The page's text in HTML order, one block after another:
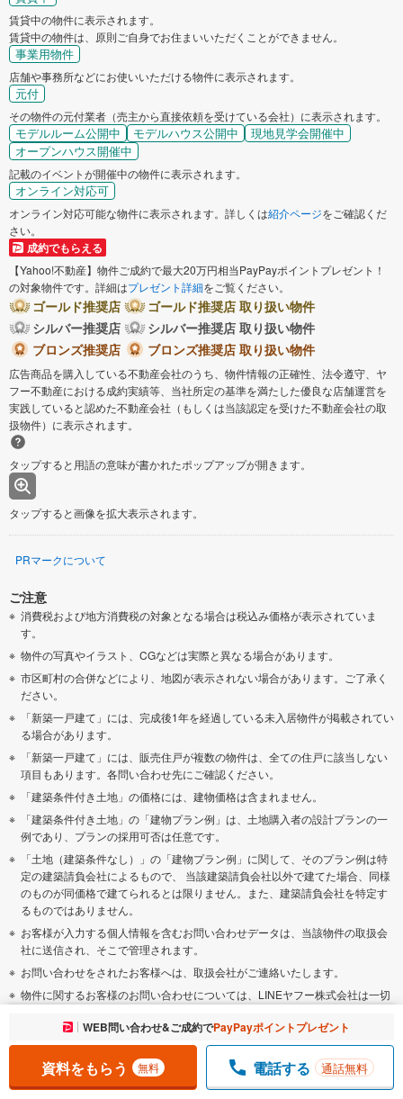
賃貸中の物件に表示されます。
賃貸中の物件は、原則ご自身でお住まいいただくことができません。
事業用物件
店舗や事務所などにお使いいただける物件に表示されます。
元付
その物件の元付業者（売主から直接依頼を受けている会社）に表示されます。
モデルルーム公開中 モデルハウス公開中
現地見学会開催中
オープンハウス開催中
記載のイベントが開催中の物件に表示されます。
オンライン対応可
オンライン対応可能な物件に表示されます。詳しくは紹介ページをご確認くだ
さい。
成約でもらえる
【Yahoo!不動産】物件ご成約で最大20万円相当PayPayポイントプレゼント！
の対象物件です。詳細はプレゼント詳細をご覧ください。
ゴールド推奨店
ゴールド推奨店 取り扱い物件
シルバー推奨店
シルバー推奨店 取り扱い物件
ブロンズ推奨店
ブロンズ推奨店 取り扱い物件
広告商品を購入している不動産会社のうち、物件情報の正確性、法令遵守、ヤ
フー不動産における成約実績等、当社所定の基準を満たした優良な店舗運営を
実践していると認めた不動産会社（もしくは当該認定を受けた不動産会社の取
扱物件）に表示されます。
タップすると用語の意味が書かれたポップアップが開きます。
タップすると画像を拡大表示されます。
PRマークについて
ご注意
消費税および地方消費税の対象となる場合は税込み価格が表示されていま
す。
物件の写真やイラスト、CGなどは実際と異なる場合があります。
市区町村の合併などにより、地図が表示されない場合があります。ご了承く
ださい。
「新築一戸建て」には、完成後1年を経過している未入居物件が掲載されてい
る場合があります。
「新築一戸建て」には、販売住戸が複数の物件は、全ての住戸に該当しない
項目もあります。各問い合わせ先にご確認ください。
「建築条件付き土地」の価格には、建物価格は含まれません。
「建築条件付き土地」の「建物プラン例」は、土地購入者の設計プランの一
例であり、プランの採用可否は任意です。
「土地（建築条件なし）」の「建物プラン例」に関して、そのプラン例は特
定の建築請負会社によるもので、 当該建築請負会社以外で建てた場合、同様
のものが同価格で建てられるとは限りません。また、建築請負会社を特定す
るものではありません。
お客様が入力する個人情報を含むお問い合わせデータは、当該物件の取扱会
社に送信され、そこで管理されます。
お問い合わせをされたお客様へは、取扱会社がご連絡いたします。
物件に関するお客様のお問い合わせについては、LINEヤフー株式会社は一切
不動産購入の検討、契約にあたってはお客様ご自身が情報を確認し、各会社
より十分な説明を受け判断してください。
本ページの掲載内容は変更される場合があります。あらかじめご了承くださ
い。
お気に入りに追加しました。 一覧を開く
WEB問い合わせ&ご成約でPayPayポイントプレゼント
資料をもらう 無料 電話する 通話無料